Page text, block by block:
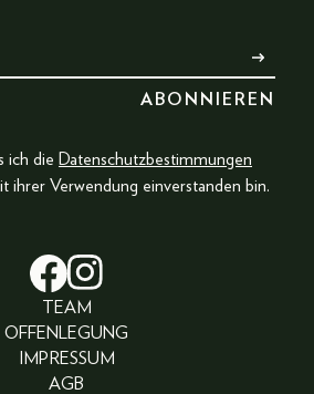
ich die Datenschutzbestimmungen
ihrer Verwendung einverstanden bin.
TEAM
OFFENLEGUNG
IMPRESSUM
AGB